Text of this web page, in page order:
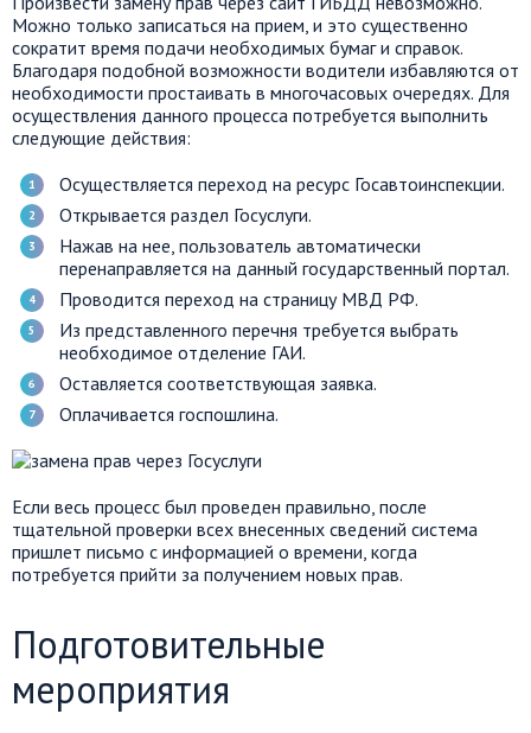
Можно только записаться на прием, и это существенно
сократит время подачи необходимых бумаг и справок.
Благодаря подобной возможности водители избавляются от
необходимости простаивать в многочасовых очередях. Для
осуществления данного процесса потребуется выполнить
следующие действия:
Осуществляется переход на ресурс Госавтоинспекции.
Открывается раздел Госуслуги.
Нажав на нее, пользователь автоматически
перенаправляется на данный государственный портал.
Проводится переход на страницу МВД РФ.
Из представленного перечня требуется выбрать
необходимое отделение ГАИ.
Оставляется соответствующая заявка.
Оплачивается госпошлина.
Если весь процесс был проведен правильно, после
тщательной проверки всех внесенных сведений система
пришлет письмо с информацией о времени, когда
потребуется прийти за получением новых прав.
Подготовительные
мероприятия